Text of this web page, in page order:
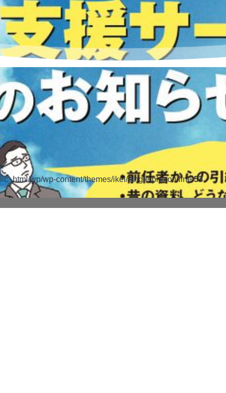
wp/wp-content/themes/ikel/single.php on line53